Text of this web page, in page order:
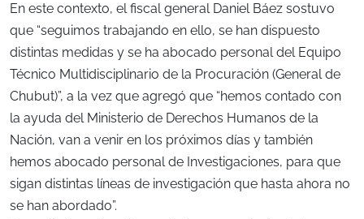
En este contexto, el fiscal general Daniel Báez sostuvo
que “seguimos trabajando en ello, se han dispuesto
distintas medidas y se ha abocado personal del Equipo
Técnico Multidisciplinario de la Procuración (General de
Chubut)”, a la vez que agregó que “hemos contado con
la ayuda del Ministerio de Derechos Humanos de la
Nación, van a venir en los próximos días y también
hemos abocado personal de Investigaciones, para que
sigan distintas líneas de investigación que hasta ahora no
se han abordado”.